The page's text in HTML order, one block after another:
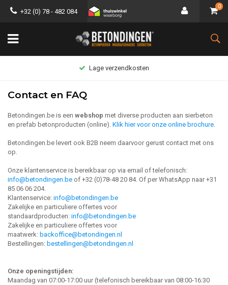
+32 (0) 78 - 482 084
0
Lage verzendkosten
Contact en FAQ
Betondingen.be is een webshop met diverse producten aan sierbeton
en prefab betonproducten (online). Klik hier voor onze online brochure.
Betondingen.be levert ook B2B neem daarvoor gerust contact met ons
op.
Onze klantenservice is bereikbaar op via email of telefonisch:
info@betondingen.be of +32 (0)78-48 20 84. Of per WhatsApp naar +31
85 06 06 204.
Klantenservice: info@betondingen.be
Zakelijke en particuliere offertes voor
standaardproducten: info@betondingen.be
Zakelijke en particuliere offertes voor
maatwerk: backoffice@betondingen.nl
Bestellingen: bestellingen@betondingen.nl
Onze openingstijden:
Maandag van 07:00-17:00 uur (telefonisch bereikbaar van 08:00-16:30